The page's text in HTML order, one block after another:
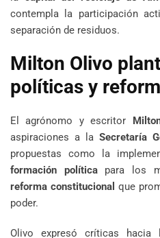
contempla la participación
separación de residuos.
Milton Olivo
políticas y
El agrónomo y escritor
aspiraciones a la Secretaría
propuestas como la
formación políticapara los
reforma constitucional que
poder.
Olivo expresó críticas